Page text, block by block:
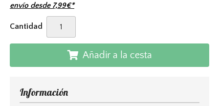
envío desde 7,99€*
Cantidad
Añadir a la cesta
Información